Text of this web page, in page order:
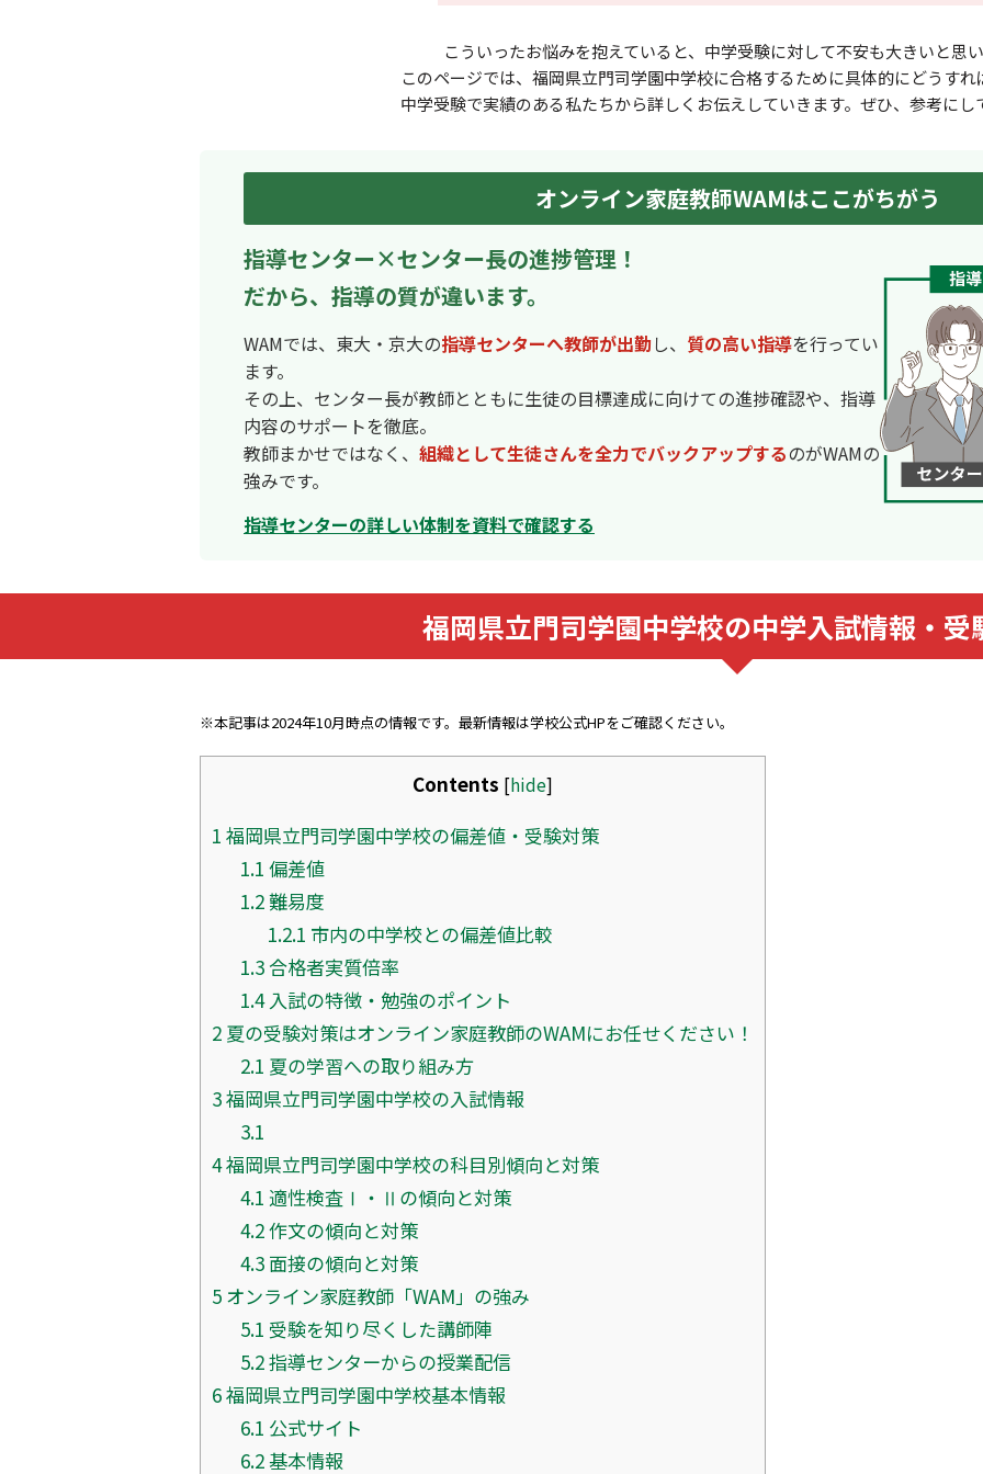
こういったお悩みを抱えていると、中学受験に対して不安も⼤きいと思
このページでは、福岡県立門司学園中学校に合格するために具体的にどうすれ
中学受験で実績のある私たちから詳しくお伝えしていきます。ぜひ、参考にし
オンライン家庭教師WAMはここがちがう
指導センター×センター長の進捗管理！
だから、指導の質が違います。
WAMでは、東大・京大の指導センターへ教師が出勤し、 質の高い指導を行ってい
ます。
その上、センター長が教師とともに生徒の目標達成に向けての進捗確認や、指導
内容のサポートを徹底。
教師まかせではなく、 組織として生徒さんを全力でバックアップするのがWAMの
強みです。
指導センターの詳しい体制を資料で確認する
福岡県立門司学園中学校の中学入試情報・受
※本記事は2024年10月時点の情報です。最新情報は学校公式HPをご確認ください。
Contents [hide]
1 福岡県立門司学園中学校の偏差値・受験対策
1.1 偏差値
1.2難易度
1.2.1 市内の中学校との偏差値比較
1.3合格者実質倍率
1.4入試の特徴・勉強のポイント
2 夏の受験対策はオンライン家庭教師のWAMにお任せください！
2.1 夏の学習への取り組み方
3福岡県立門司学園中学校の入試情報
3.1
4福岡県立門司学園中学校の科目別傾向と対策
4.1 適性検査Ⅰ・Ⅱの傾向と対策
4.2作文の傾向と対策
4.3面接の傾向と対策
5 オンライン家庭教師「WAM」の強み
5.1 受験を知り尽くした講師陣
5.2指導センターからの授業配信
6福岡県立門司学園中学校基本情報
6.1 公式サイト
6.2基本情報